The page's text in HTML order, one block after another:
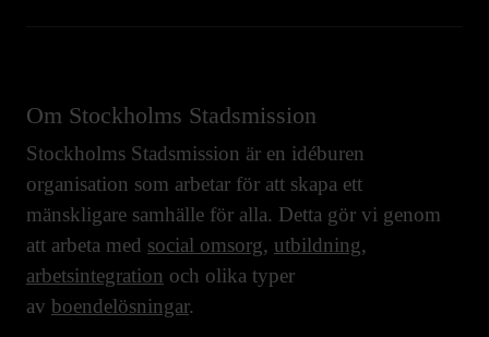
Om Stockholms Stadsmission
Stockholms Stadsmission är en idéburen
organisation som arbetar för att skapa ett
mänskligare samhälle för alla. Detta gör vi genom
att arbeta med social omsorg, utbildning,
arbetsintegration och olika typer
av boendelösningar.